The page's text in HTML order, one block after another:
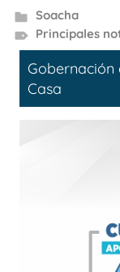
Soacha
Principales
Gobernación
Casa